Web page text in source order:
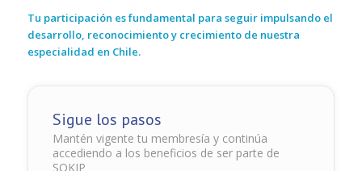
Tu participación es fundamental para seguir impulsando el
desarrollo, reconocimiento y crecimiento de nuestra
especialidad en Chile.
Sigue los pasos
Mantén vigente tu membresía y continúa
accediendo a los beneficios de ser parte de
SOKIP